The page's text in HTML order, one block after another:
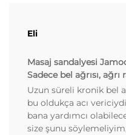
Eli
Masaj sandalyesi
Sadece bel ağrısı, ağrı
Uzun süreli kronik bel
bu oldukça acı
bana yardımcı
size şunu söylemeliyim,